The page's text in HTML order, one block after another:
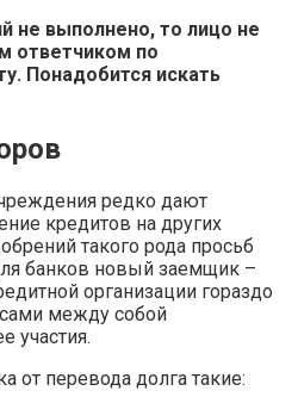
не выполнено, то лицо не
ответчиком по
Понадобится искать
редко дают
кредитов на других
такого рода просьб
банков новый заемщик –
организации гораздо
между собой
участия.
от перевода долга такие: